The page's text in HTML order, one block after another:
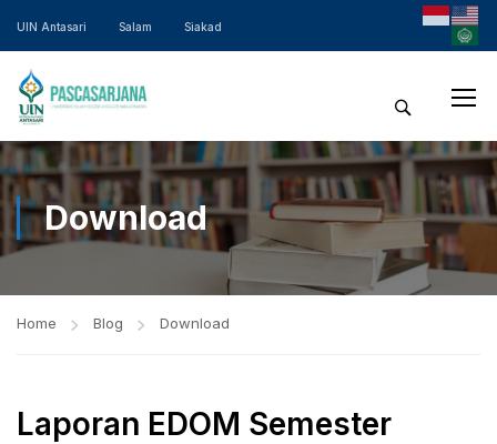
UIN Antasari Salam Siakad
Download
Home Blog Download
Laporan EDOM Semester